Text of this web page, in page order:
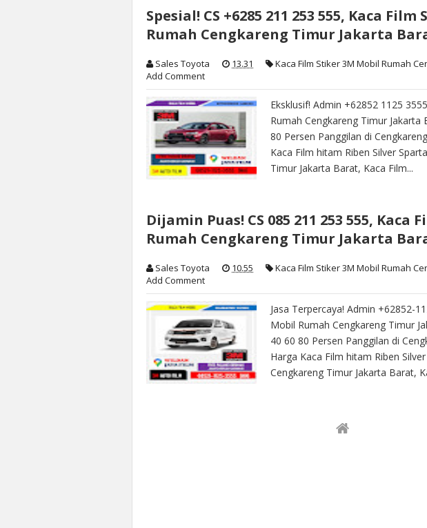
Spesial! CS +6285 211 253 555, Kaca
Rumah Cengkareng Timur Jakarta
Sales Toyota 13.31
Kaca Film Stiker 3M Mobil Rumah
Add Comment
Eksklusif! Admin +62852 1125
Rumah Cengkareng Timur
80 Persen Panggilan di
Kaca Film hitam Riben Silver
Timur Jakarta Barat, Kaca Film...
Dijamin Puas! CS 085 211 253 555,
Rumah Cengkareng Timur Jakarta
Sales Toyota 10.55
Kaca Film Stiker 3M Mobil Rumah
Add Comment
Jasa Terpercaya! Admin +62852-
Mobil Rumah Cengkareng Timur
40 60 80 Persen Panggilan di
Harga Kaca Film hitam Riben
Cengkareng Timur Jakarta Barat,